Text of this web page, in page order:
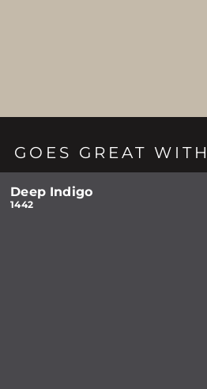
GOES GREAT WITH
Deep Indigo
1442